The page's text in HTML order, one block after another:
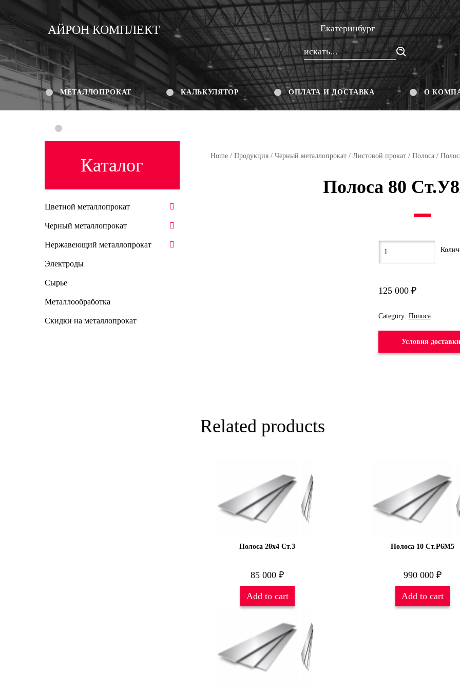
АЙРОН КОМПЛЕКТ Екатеринбург
МЕТАЛЛОПРОКАТ КАЛЬКУЛЯТОР ОПЛАТА И ДОСТАВКА О
Home/ Продукция/ Черный металлопрокат/ Листовой прокат/ Полоса/
Полоса 80
125 000 ₽
Category: Полоса
Условия доставки
Related products
Полоса 20х4 Ст.3
85 000₽
Add to cart
Полоса 10 Ст.Р6М5
990 000₽
Add to cart
Каталог
Цветной металлопрокат
Черный металлопрокат
Нержавеющий металлопрокат
Электроды
Сырье
Металлообработка
Скидки на металлопрокат